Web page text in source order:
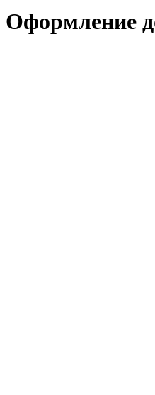
Оформление